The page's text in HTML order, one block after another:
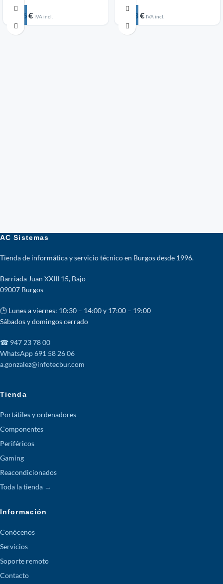
14,76€ IVA incl. 20,83€ IVA incl.
AC Sistemas
Tienda de informática y servicio técnico en Burgos desde 1996.
Barriada Juan XXIII 15, Bajo
09007 Burgos
🕒 Lunes a viernes: 10:30 – 14:00 y 17:00 – 19:00
Sábados y domingos cerrado
☎ 947 23 78 00
WhatsApp 691 58 26 06
a.gonzalez@infotecbur.com
Tienda
Portátiles y ordenadores
Componentes
Periféricos
Gaming
Reacondicionados
Toda la tienda →
Información
Conócenos
Servicios
Soporte remoto
Contacto